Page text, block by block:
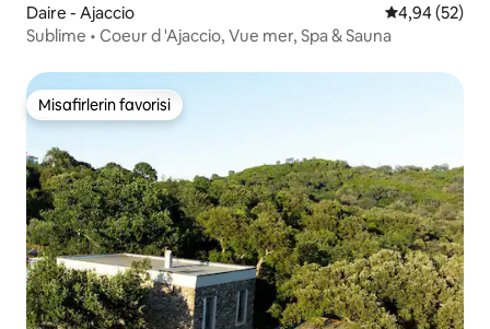
Daire - Ajaccio 5 üzerinden
4,94 (52)
Sublime • Coeur d 'Ajaccio, Vue mer, Spa & Sauna
Misafirlerin favorisi
Misafirlerin favorisi